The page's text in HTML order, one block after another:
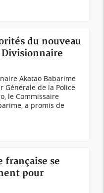
du nouveau
Divisionnaire
Akatao Babarime
Générale de la Police
le Commissaire
a promis de
française se
pour